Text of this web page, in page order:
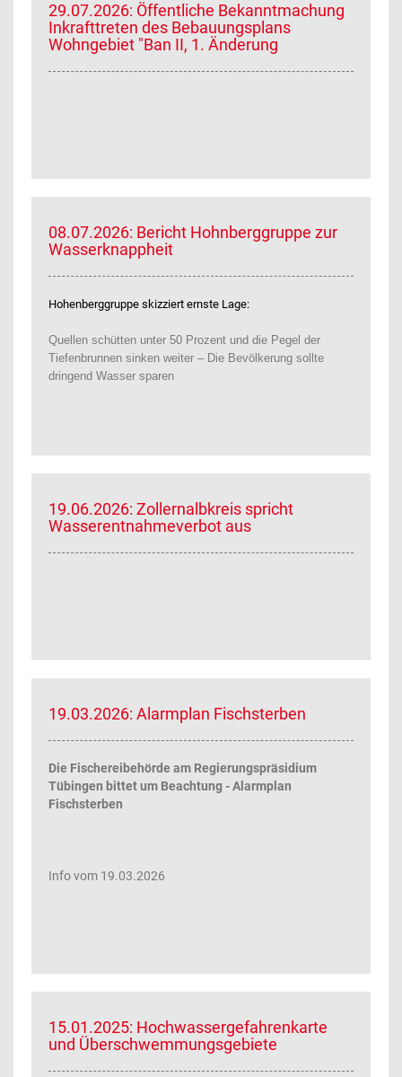
29.07.2026: Öffentliche Bekanntmachung
Inkrafttreten des Bebauungsplans
Wohngebiet "Ban II, 1. Änderung
08.07.2026: Bericht Hohnberggruppe zur
Wasserknappheit
Hohenberggruppe skizziert ernste Lage:
Quellen schütten unter 50 Prozent und die Pegel der
Tiefenbrunnen sinken weiter – Die Bevölkerung sollte
dringend Wasser sparen
19.06.2026: Zollernalbkreis spricht
Wasserentnahmeverbot aus
19.03.2026: Alarmplan Fischsterben
Die Fischereibehörde am Regierungspräsidium
Tübingen bittet um Beachtung - Alarmplan
Fischsterben
Info vom 19.03.2026
15.01.2025: Hochwassergefahrenkarte
und Überschwemmungsgebiete